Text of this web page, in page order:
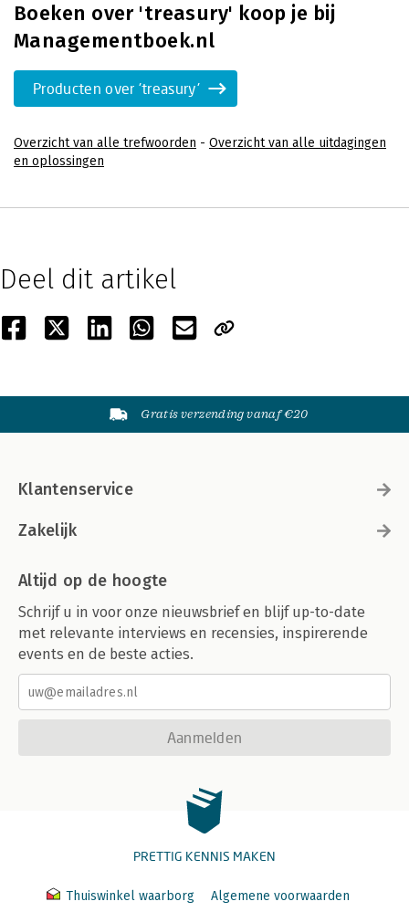
Boeken over 'treasury' koop je bij
Managementboek.nl
Producten over 'treasury'
Overzicht van alle trefwoorden - Overzicht van alle uitdagingen
en oplossingen
Deel dit artikel
Gratis verzending vanaf €20
Klantenservice
Zakelijk
Altijd op de hoogte
Schrijf u in voor onze nieuwsbrief en blijf up-to-date
met relevante interviews en recensies, inspirerende
events en de beste acties.
Aanmelden
PRETTIG KENNIS MAKEN
Thuiswinkel waarborg Algemene voorwaarden